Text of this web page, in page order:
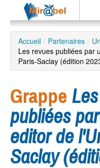
Le réseau
Soutien
Listes
Recherche
avancée
EN
ES
Accueil / Partenaires /
Les revues publiées par
Paris-Saclay (édition
Grappe
publiées
editor de
Saclay